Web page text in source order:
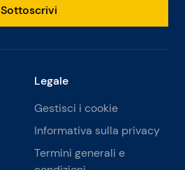
Sottoscrivi
Legale
Gestisci i cookie
Informativa sulla privacy
Termini generali e